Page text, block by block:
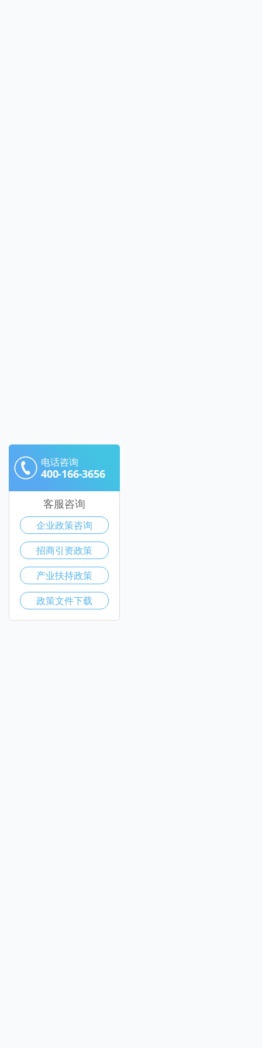
电话咨询
400-166-3656
客服咨询
企业政策咨询
招商引资政策
产业扶持政策
政策文件下载